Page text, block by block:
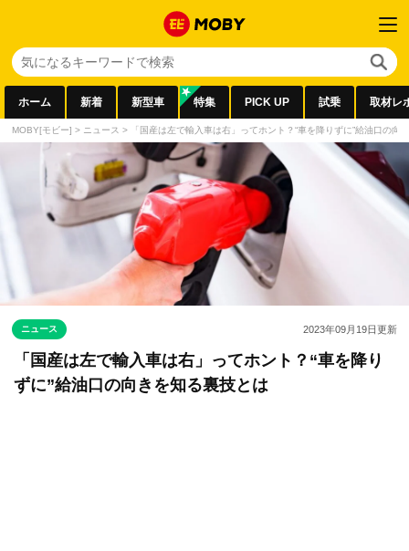
ホーム 新着 新型車 特集 PICK UP 試乗 取材レ
MOBY[モビー] > ニュース > 「国産は左で輸入車は右」ってホント？“車を降りずに”給油口の向
ニュース 2023年09月19日更新
「国産は左で輸入車は右」ってホント？“車を降り
ずに”給油口の向きを知る裏技とは